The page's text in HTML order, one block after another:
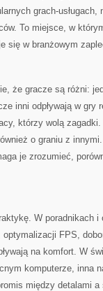
grach-usługach,
To miejsce, w
się w branżowym
że gracze są różni:
inni odpływają w gry
którzy wolą
o graniu z
je zrozumieć,
W poradnikach i
FPS,
na komfort. W
komputerze, inna
między detalami a